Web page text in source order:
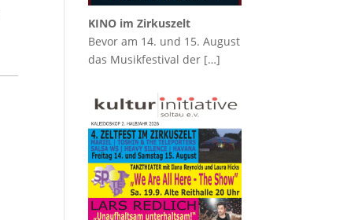
KINO im Zirkuszelt
Bevor am 14. und 15. August
das Musikfestival der […]